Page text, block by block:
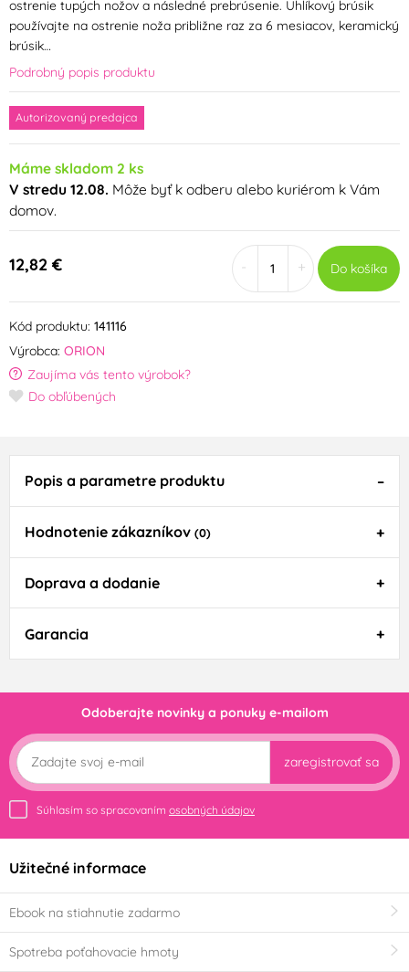
ostrenie tupých nožov a následné prebrúsenie. Uhlíkový brúsik
používajte na ostrenie noža približne raz za 6 mesiacov, keramický
brúsik…
Podrobný popis produktu
Autorizovaný predajca
Máme skladom 2 ks
V stredu 12.08. Môže byť k odberu alebo kuriérom k Vám
domov.
12,82 € + Do košíka
Kód produktu: 141116
Výrobca: ORION
Zaujíma vás tento výrobok?
Do obľúbených
Popis a parametre produktu
Hodnotenie zákazníkov (0)
Doprava a dodanie
Garancia
Odoberajte novinky a ponuky e-mailom
zaregistrovať sa
Súhlasím so spracovaním osobných údajov
Užitečné informace
Ebook na stiahnutie zadarmo
Spotreba poťahovacie hmoty